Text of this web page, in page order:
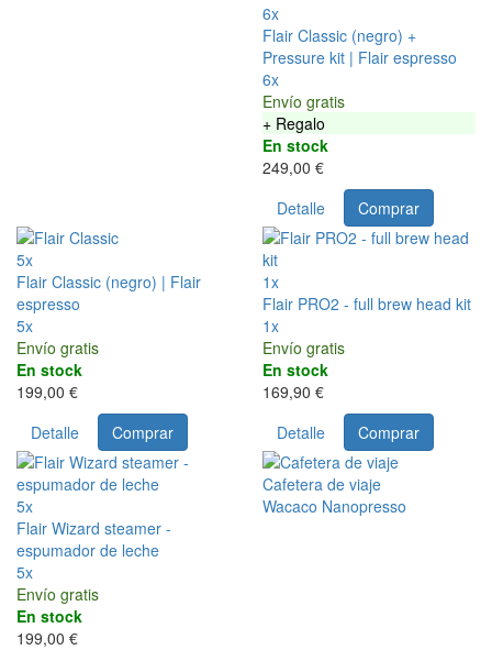
6x
Flair Classic (negro) +
Pressure kit | Flair espresso
6x
Envío gratis
+ Regalo
En stock
249,00 €
Detalle
Comprar
5x
Flair Classic (negro) | Flair
espresso
5x
Envío gratis
En stock
199,00 €
Detalle
Comprar
1x
Flair PRO2 - full brew head kit
1x
Envío gratis
En stock
169,90 €
Detalle
Comprar
5x
Flair Wizard steamer -
espumador de leche
5x
Envío gratis
En stock
199,00 €
Cafetera de viaje
Wacaco Nanopresso